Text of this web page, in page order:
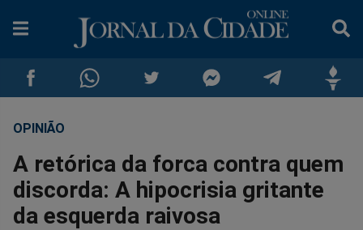
Compartilhar
no
Facebook
Compartilhar
no
Whatsapp
no
Twitter
no
Messenger
no
no
OPINIÃO
A retórica da forca contra quem
discorda: A hipocrisia gritante
da esquerda raivosa